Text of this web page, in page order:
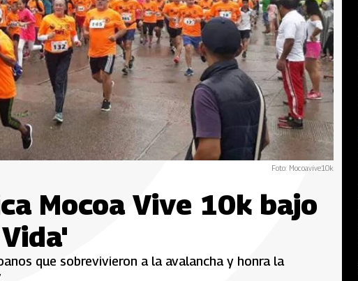
Foto: Mocoavive10k
Mocoa Vive 10k bajo
que sobrevivieron a la avalancha y honra la